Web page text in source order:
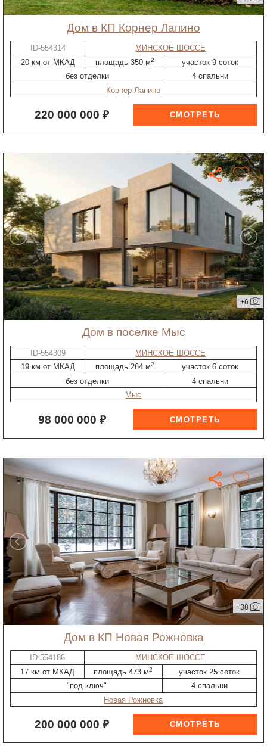
дом в КП Корнер Лапино
ID-554314
МИНСКОЕ ШОССЕ
20 км от МКАД
площадь 350 м2
участок 9 соток
без отделки
4 спальни
Корнер Лапино
220 000 000 ₽
+6
дом в поселке Мыс
ID-554309
МИНСКОЕ ШОССЕ
19 км от МКАД
площадь 264 м2
участок 6 соток
без отделки
4 спальни
Мыс
98 000 000 ₽
+38
дом в КП Новая Рожновка
ID-554186
МИНСКОЕ ШОССЕ
17 км от МКАД
площадь 473 м2
участок 25 соток
"под ключ"
4 спальни
Новая Рожновка
200 000 000 ₽